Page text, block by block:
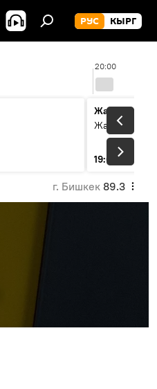
РУС КЫРГ
20:00
Жаңылыктар
19:01 5 мин
г. Бишкек 89.3